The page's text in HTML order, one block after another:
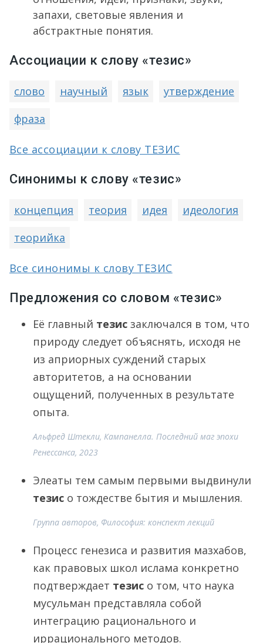
запахи, световые явления и
абстрактные понятия.
Ассоциации к слову «тезис»
слово научный язык
утверждение
фраза
Все ассоциации к слову ТЕЗИС
Синонимы к слову «тезис»
концепция теория идея
идеология
теорийка
Все синонимы к слову ТЕЗИС
Предложения со словом «тезис»
Её главный тезис заключался в том, что
природу следует объяснять, исходя не
из априорных суждений старых
авторитетов, а на основании
ощущений, полученных в результате
опыта.
Альфред Штекли, Кампанелла. Последний маг эпохи
Ренессанса, 2023
Элеаты тем самым первыми выдвинули
тезис о тождестве бытия и мышления.
Группа авторов, Философия: конспект лекций
Процесс генезиса и развития мазхабов,
как правовых школ ислама конкретно
подтверждает тезис о том, что наука
мусульман представляла собой
интеграцию рационального и
иррационального методов.